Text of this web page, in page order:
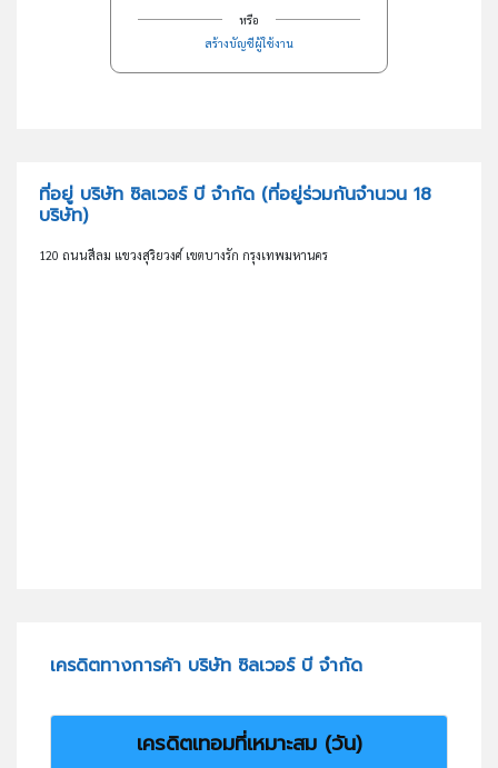
หรือ
สร้างบัญชีผู้ใช้งาน
ที่อยู่ บริษัท ซิลเวอร์ บี จำกัด (ที่อยู่ร่วมกันจำนวน 18
บริษัท)
120 ถนนสีลม แขวงสุริยวงศ์ เขตบางรัก กรุงเทพมหานคร
เครดิตทางการค้า บริษัท ซิลเวอร์ บี จำกัด
เครดิตเทอมที่เหมาะสม (วัน)